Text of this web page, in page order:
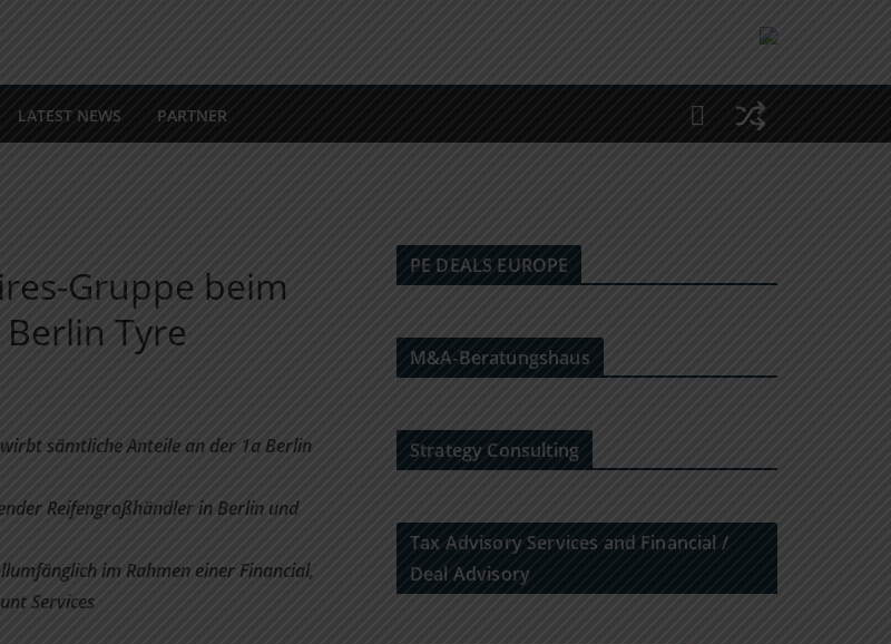
LATEST NEWS PARTNER
Gruppe beim
Tyre
sämtliche Anteile an der 1a Berlin
Reifengroßhändler in Berlin und
im Rahmen einer Financial,
Services
PE DEALS EUROPE
M&A-Beratungshaus
Strategy Consulting
Tax Advisory Services and Financial /
Deal Advisory